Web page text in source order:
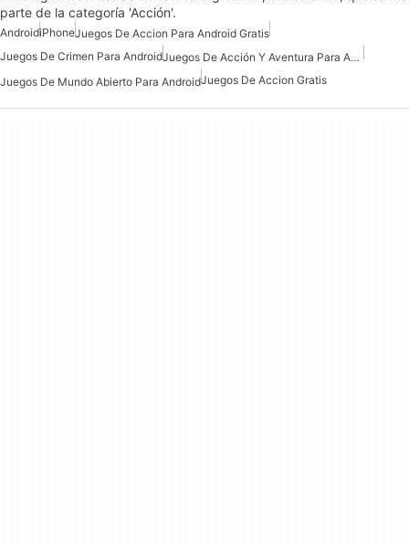
parte de la categoría 'Acción'.
AndroidiPhoneJuegos De Accion Para Android Gratis
Juegos De Crimen Para Android
Juegos De Acción Y Aventura Para Android
Juegos De Mundo Abierto Para AndroidJuegos De Accion Gratis